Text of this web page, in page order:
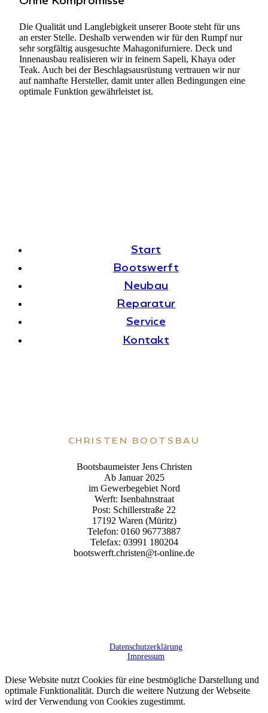
Die Qua­li­tät und Lang­le­big­keit unse­rer Boote steht für uns
an erster Stelle. Des­halb ver­wen­den wir für den Rumpf nur
sehr sorg­fäl­tig aus­ge­suchte Maha­go­ni­fur­niere. Deck und
Innen­aus­bau rea­li­sie­ren wir in feinem Sapeli, Khaya oder
Teak. Auch bei der Beschlags­aus­rüs­tung ver­trauen wir nur
auf nam­hafte Her­stel­ler, damit unter allen Bedin­gun­gen eine
opti­male Funk­tion gewähr­leis­tet ist.
Start
Boots­werft
Neubau
Repa­ra­tur
Ser­vice
Kon­takt
CHRIS­TEN BOOTSBAU
Boots­bau­meis­ter Jens Christen
Ab Januar 2025
im Gewer­be­ge­biet Nord
Werft: Isenbahnstraat
Post: Schil­ler­straße 22
17192 Waren (Müritz)
Tele­fon: 0160 96773887
Tele­fax: 03991 180204
bootswerft.christen@t‑online.de
Daten­schutz­er­klä­rung
Impres­sum
Diese Website nutzt Cookies für eine bestmögliche Darstellung und
optimale Funktionalität. Durch die weitere Nutzung der Webseite
wird der Verwendung von Cookies zugestimmt.